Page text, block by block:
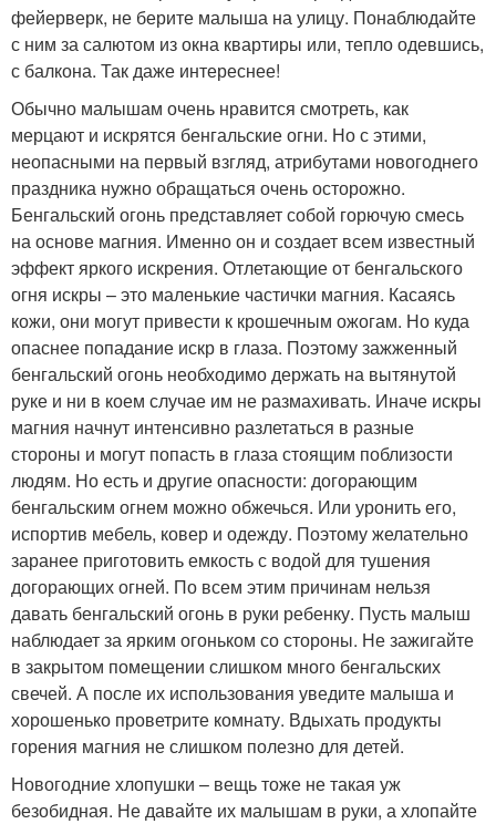
фейерверк, не берите малыша на улицу. Понаблюдайте
с ним за салютом из окна квартиры или, тепло одевшись,
с балкона. Так даже интереснее!
Обычно малышам очень нравится смотреть, как
мерцают и искрятся бенгальские огни. Но с этими,
неопасными на первый взгляд, атрибутами новогоднего
праздника нужно обращаться очень осторожно.
Бенгальский огонь представляет собой горючую смесь
на основе магния. Именно он и создает всем известный
эффект яркого искрения. Отлетающие от бенгальского
огня искры – это маленькие частички магния. Касаясь
кожи, они могут привести к крошечным ожогам. Но куда
опаснее попадание искр в глаза. Поэтому зажженный
бенгальский огонь необходимо держать на вытянутой
руке и ни в коем случае им не размахивать. Иначе искры
магния начнут интенсивно разлетаться в разные
стороны и могут попасть в глаза стоящим поблизости
людям. Но есть и другие опасности: догорающим
бенгальским огнем можно обжечься. Или уронить его,
испортив мебель, ковер и одежду. Поэтому желательно
заранее приготовить емкость с водой для тушения
догорающих огней. По всем этим причинам нельзя
давать бенгальский огонь в руки ребенку. Пусть малыш
наблюдает за ярким огоньком со стороны. Не зажигайте
в закрытом помещении слишком много бенгальских
свечей. А после их использования уведите малыша и
хорошенько проветрите комнату. Вдыхать продукты
горения магния не слишком полезно для детей.
Новогодние хлопушки – вещь тоже не такая уж
безобидная. Не давайте их малышам в руки, а хлопайте